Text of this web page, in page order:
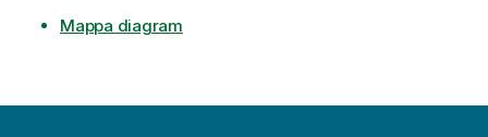
Mappa diagram